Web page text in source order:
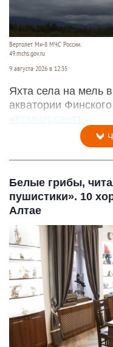
Вертолет Ми-8 МЧС России.
49.mchs.gov.ru
9 августа 2026 в 12:35
Яхта села на мель
акватории
«Коммерсантъ»
Белые грибы,
пушистики». 10
Алтае